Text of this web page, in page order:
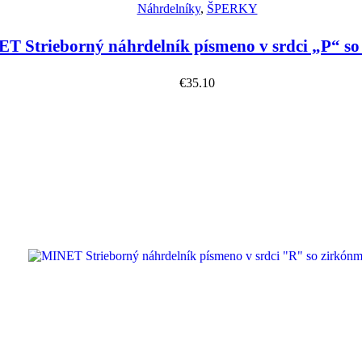
Náhrdelníky, ŠPERKY
Strieborný náhrdelník písmeno v srdci „P“
€35.10